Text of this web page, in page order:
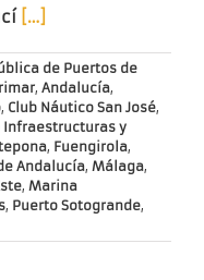
[…]
de Puertos de
, Andalucía,
, Club Náutico San José,
Infraestructuras y
, Fuengirola,
Andalucía, Málaga,
, Marina
, Puerto Sotogrande,